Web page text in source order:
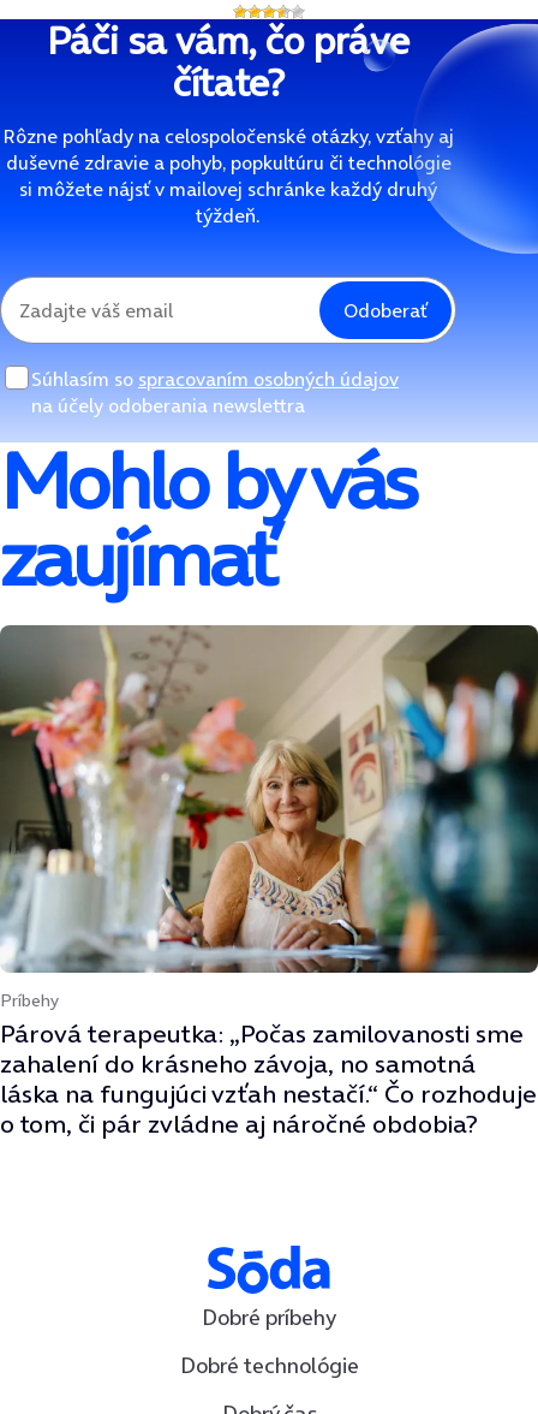
Páči sa vám, čo práve
čítate?
Rôzne pohľady na celospoločenské otázky, vzťahy aj
duševné zdravie a pohyb, popkultúru či technológie
si môžete nájsť v mailovej schránke každý druhý
týždeň.
Odoberať
Súhlasím so spracovaním osobných údajov
na účely odoberania newslettra
Mohlo by vás
zaujímať
Príbehy
Párová terapeutka: „Počas zamilovanosti sme
zahalení do krásneho závoja, no samotná
láska na fungujúci vzťah nestačí.“ Čo rozhoduje
o tom, či pár zvládne aj náročné obdobia?
Dobré príbehy
Dobré technológie